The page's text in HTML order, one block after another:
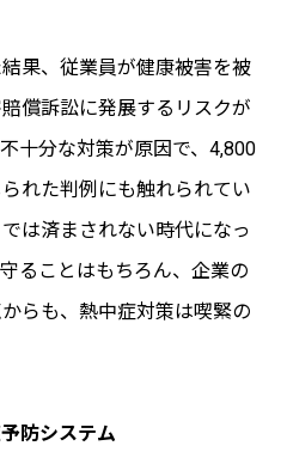
果、従業員が健康被害を被
償訴訟に発展するリスクが
十分な対策が原因で、4,800
れた判例にも触れられてい
は済まされない時代になっ
ることはもちろん、企業の
らも、熱中症対策は喫緊の
防システム